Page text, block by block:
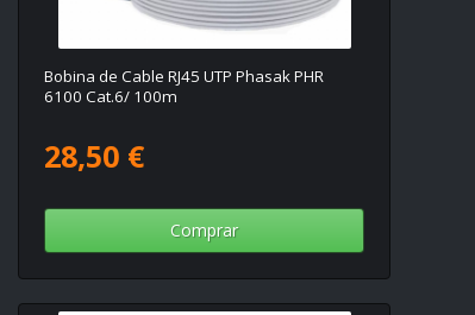
Bobina de Cable RJ45 UTP Phasak PHR
6100 Cat.6/ 100m
28,50 €
Comprar